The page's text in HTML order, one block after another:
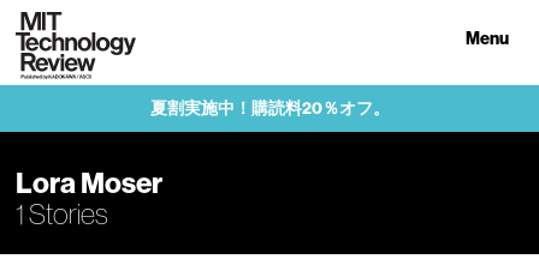
Menu
夏割実施中！購読料20％オフ。
Lora Moser
1 Stories